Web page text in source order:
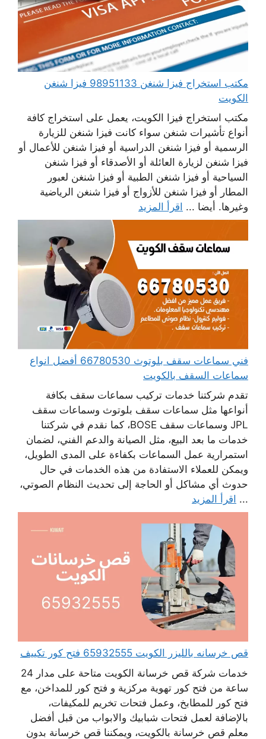
مكتب استخراج فيزا شنغن 98951133 فيزا شنغن
الكويت
مكتب استخراج فيزا الكويت، يعمل على استخراج كافة
أنواع تأشيرات شنغن سواء كانت فيزا شنغن للزيارة
الرسمية أو فيزا شنغن الدراسية أو فيزا شنغن للأعمال أو
فيزا شنغن لزيارة العائلة أو الأصدقاء أو فيزا شنغن
السياحية أو فيزا شنغن الطبية أو فيزا شنغن لعبور
المطار أو فيزا شنغن للأزواج أو فيزا شنغن الرياضية
وغيرها. أيضا ... اقرأ المزيد
فني سماعات سقف بلوتوث 66780530 أفضل انواع
سماعات السقف بالكويت
تقدم شركتنا خدمات تركيب سماعات سقف بكافة
أنواعها مثل سماعات سقف بلوتوث وسماعات سقف
JPL وسماعات سقف BOSE، كما نقدم في شركتنا
خدمات ما بعد البيع، مثل الصيانة والدعم الفني، لضمان
استمرارية عمل السماعات بكفاءة على المدى الطويل،
ويمكن للعملاء الاستفادة من هذه الخدمات في حال
حدوث أي مشاكل أو الحاجة إلى تحديث النظام الصوتي،
... اقرأ المزيد
قص خرسانه بالليزر الكويت 65932555 فتح كور تكييف
خدمات شركة قص خرسانة الكويت متاحة على مدار 24
ساعة من فتح كور تهوية مركزية و فتح كور للمداخن، مع
فتح كور للمطابخ، وعمل فتحات تخريم للمكيفات،
بالإضافة لعمل فتحات شبابيك والابواب من قبل أفضل
معلم قص خرسانة بالكويت، ويمكننا قص خرسانة بدون